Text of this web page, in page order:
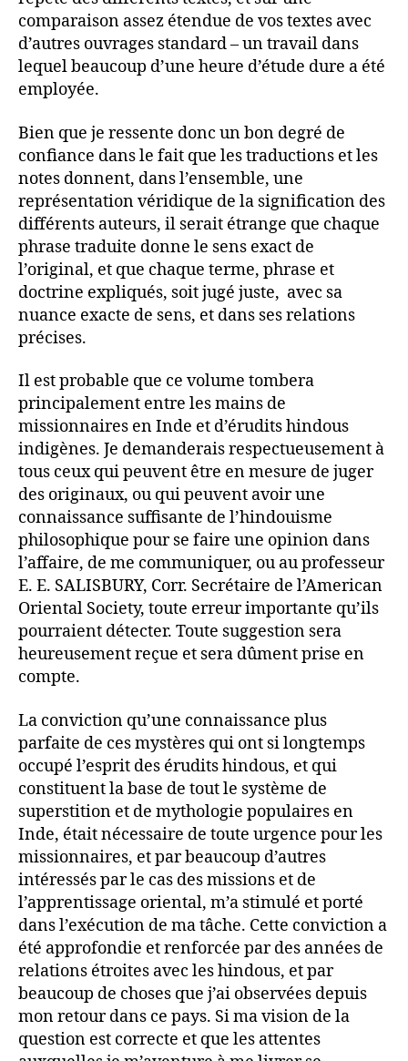
comparaison assez étendue de vos textes avec
d’autres ouvrages standard – un travail dans
lequel beaucoup d’une heure d’étude dure a été
employée.
Bien que je ressente donc un bon degré de
confiance dans le fait que les traductions et les
notes donnent, dans l’ensemble, une
représentation véridique de la signification des
différents auteurs, il serait étrange que chaque
phrase traduite donne le sens exact de
l’original, et que chaque terme, phrase et
doctrine expliqués, soit jugé juste, avec sa
nuance exacte de sens, et dans ses relations
précises.
Il est probable que ce volume tombera
principalement entre les mains de
missionnaires en Inde et d’érudits hindous
indigènes. Je demanderais respectueusement à
tous ceux qui peuvent être en mesure de juger
des originaux, ou qui peuvent avoir une
connaissance suffisante de l’hindouisme
philosophique pour se faire une opinion dans
l’affaire, de me communiquer, ou au professeur
E. E. SALISBURY, Corr. Secrétaire de l’American
Oriental Society, toute erreur importante qu’ils
pourraient détecter. Toute suggestion sera
heureusement reçue et sera dûment prise en
compte.
La conviction qu’une connaissance plus
parfaite de ces mystères qui ont si longtemps
occupé l’esprit des érudits hindous, et qui
constituent la base de tout le système de
superstition et de mythologie populaires en
Inde, était nécessaire de toute urgence pour les
missionnaires, et par beaucoup d’autres
intéressés par le cas des missions et de
l’apprentissage oriental, m’a stimulé et porté
dans l’exécution de ma tâche. Cette conviction a
été approfondie et renforcée par des années de
relations étroites avec les hindous, et par
beaucoup de choses que j’ai observées depuis
mon retour dans ce pays. Si ma vision de la
question est correcte et que les attentes